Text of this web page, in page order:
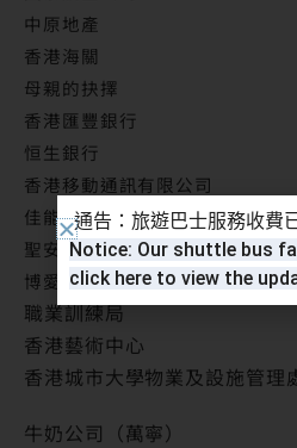
中原地產
香港海關
母親的抉擇
香港匯豐銀行
恒生銀行
香港移動通訊有限公司
佳能香港有限公司
聖安娜餅屋有限公司
博愛醫院
職業訓練局
香港藝術中心
香港城市大學物業及設施管理
牛奶公司（萬寧）
通告：旅遊巴士服務收費
Notice: Our shuttle bus
click here to view the